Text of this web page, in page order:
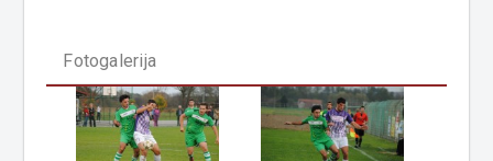
Fotogalerija